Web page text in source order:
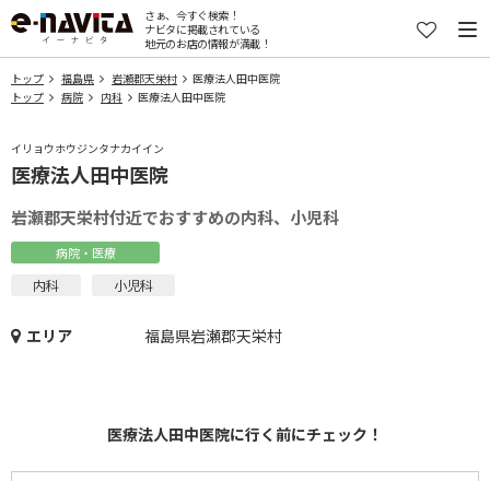
さぁ、今すぐ検索！
ナビタに掲載されている
地元のお店の情報が満載！
トップ 福島県 岩瀬郡天栄村
医療法人田中医院
トップ
病院 内科 医療法人田中医院
イリョウホウジンタナカイイン
医療法人田中医院
岩瀬郡天栄村付近でおすすめの内科、小児科
病院・医療
内科 小児科
エリア 福島県岩瀬郡天栄村
医療法人田中医院に行く前にチェック！